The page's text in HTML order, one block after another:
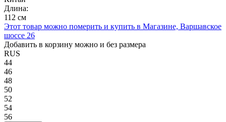
Длина:
112 см
Этот товар можно померить и купить в Магазине, Варшавское
шоссе 26
Добавить в корзину можно и без размера
RUS
44
46
48
50
52
54
56